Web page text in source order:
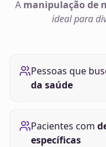
A manipulação de
ideal para
Pessoas que
da saúde
Pacientes com
específicas